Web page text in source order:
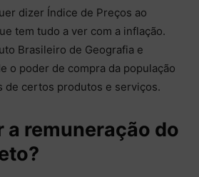
dizer Índice de Preços ao
tem tudo a ver com a inflação.
Brasileiro de Geografia e
o poder de compra da população
de certos produtos e serviços.
a remuneração do